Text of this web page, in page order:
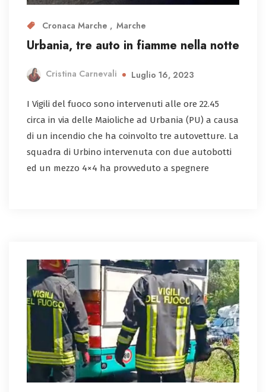
Cronaca Marche Marche
Urbania, tre auto in fiamme nella notte
Cristina Carnevali Luglio 16, 2023
I Vigili del fuoco sono intervenuti alle ore 22.45
circa in via delle Maioliche ad Urbania (PU) a causa
di un incendio che ha coinvolto tre autovetture. La
squadra di Urbino intervenuta con due autobotti
ed un mezzo 4×4 ha provveduto a spegnere